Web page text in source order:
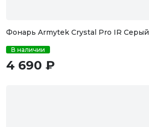
Фонарь Armytek Crystal Pro IR Серый
В наличии
4 690 ₽